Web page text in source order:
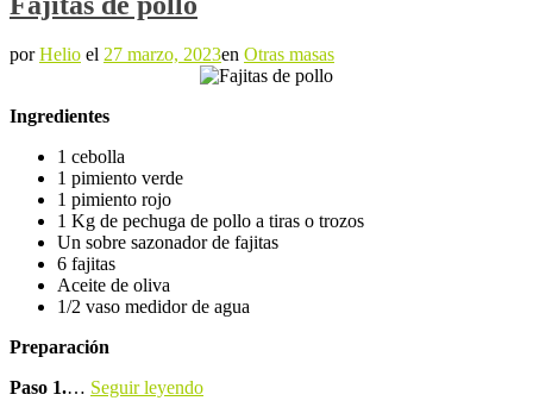
porHelio el 27 marzo, 2023en Otras masas
Ingredientes
1 cebolla
1 pimiento verde
1 pimiento rojo
1 Kg de pechuga de pollo a tiras o trozos
Un sobre sazonador de fajitas
6 fajitas
Aceite de oliva
1/2 vaso medidor de agua
Preparación
Paso 1.… Seguir leyendo